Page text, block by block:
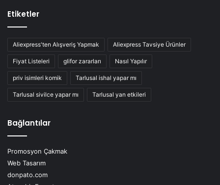
Etiketler
Aliexpress'ten Alışveriş Yapmak Aliexpress Tavsiye Ürünler
Fiyat Listeleri glifor zararları Nasıl Yapılır
priv isimleri komik Tarlusal ishal yapar mı
Tarlusal sivilce yapar mı Tarlusal yan etkileri
Bağlantılar
Promosyon Çakmak
Web Tasarım
donpato.com